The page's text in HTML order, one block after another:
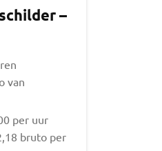
–
van
per uur
bruto per